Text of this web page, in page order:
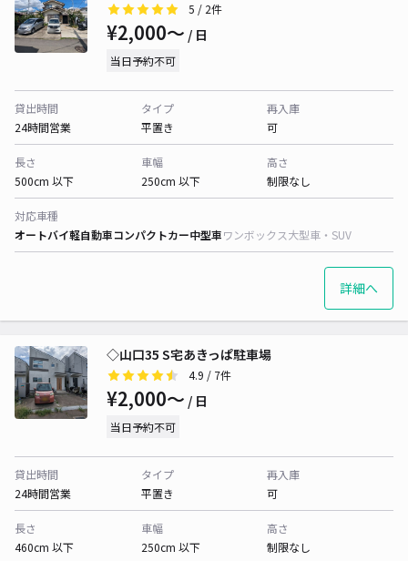
5 / 2件
¥2,000〜 / 日
当日予約不可
貸出時間
24時間営業
タイプ
平置き
再入庫
可
長さ
500cm 以下
車幅
250cm 以下
高さ
制限なし
対応車種
オートバイ軽自動車コンパクトカー中型車ワンボックス大型車・SUV
詳細へ
◇山口35 S宅あきっぱ駐車場
4.9 / 7件
¥2,000〜 / 日
当日予約不可
貸出時間
24時間営業
タイプ
平置き
再入庫
可
長さ
460cm 以下
車幅
250cm 以下
高さ
制限なし